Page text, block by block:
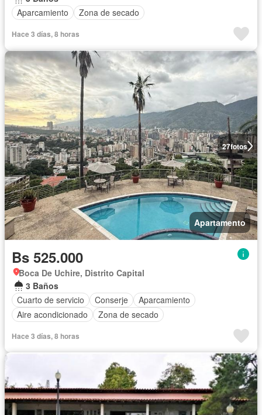
Aparcamiento
Zona de secado
Hace 3 días, 8 horas
27fotos
Apartamento
Bs 525.000
Boca De Uchire, Distrito Capital
3 Baños
Cuarto de servicio
Conserje
Aparcamiento
Aire acondicionado
Zona de secado
Hace 3 días, 8 horas